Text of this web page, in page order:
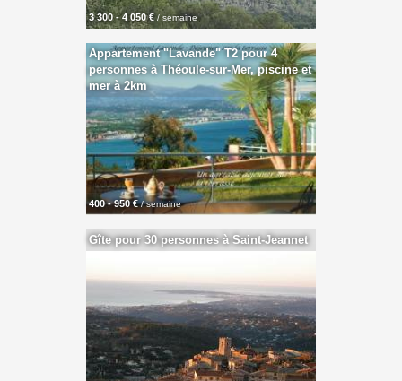
3 300 - 4 050 €/ semaine
Appartement "Lavande" T2 pour 4
personnes à Théoule-sur-Mer, piscine et
mer à 2km
400 - 950 €/ semaine
Gîte pour 30 personnes à Saint-Jeannet